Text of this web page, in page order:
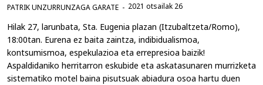
2021 otsailak 26
PATRIK UNZURRUNZAGA GARATE
Hilak 27, larunbata, Sta. Eugenia plazan (Itzubaltzeta/Romo),
18:00tan. Eurena ez baita zaintza, indibidualismoa,
kontsumismoa, espekulazioa eta errepresioa baizik!
Aspaldidaniko herritarron eskubide eta askatasunaren murrizketa
sistematiko motel baina pisutsuak abiadura osoa hartu duen